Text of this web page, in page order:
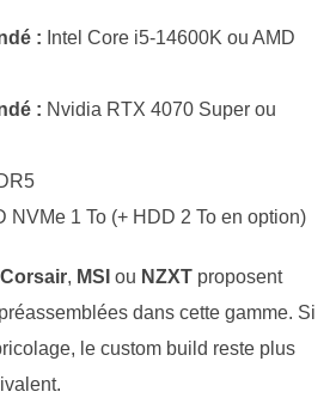
: Intel Core i5-14600K ou AMD
: Nvidia RTX 4070 Super ou
NVMe 1 To (+ HDD 2 To en option)
Corsair, MSI ou NZXT proposent
dans cette gamme. Si
le custom build reste plus